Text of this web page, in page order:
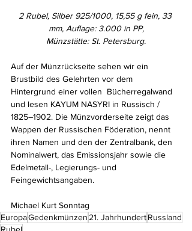
2 Rubel, Silber 925/1000, 15,55 g fein, 33
mm, Auflage: 3.000 in PP,
Münzstätte: St. Petersburg.
Auf der Münzrückseite sehen wir ein
Brustbild des Gelehrten vor dem
Hintergrund einer vollen  Bücherregalwand
und lesen KAYUM NASYRI in Russisch /
1825–1902. Die Münzvorderseite zeigt das
Wappen der Russischen Föderation, nennt
ihren Namen und den der Zentralbank, den
Nominalwert, das Emissionsjahr sowie die
Edelmetall-, Legierungs- und
Feingewichtsangaben.
Michael Kurt Sonntag
EuropaGedenkmünzen 21. JahrhundertRussland
Rubel